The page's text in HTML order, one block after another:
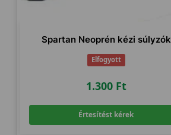
Spartan Neoprén kézi súlyzók
Elfogyott
1.300 Ft
Értesítést kérek